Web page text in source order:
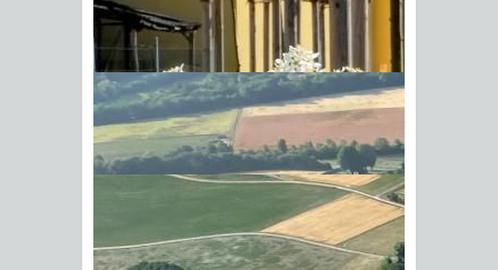
Sonnenschein am Morgen im
Ahornwald
Jedes Grundbuchblatt besteht aus der
Aufschrift, dem Bestandsverzeichnis
(enthält Angaben aus dem
Liegenschaftskataster) und folgenden
Abteilungen:
Erste Abteilung
Die Erste Abteilung gibt Auskunft
über die Eigentumsverhältnisse.
Zweite Abteilung
In der Zweiten Abteilung sind unter